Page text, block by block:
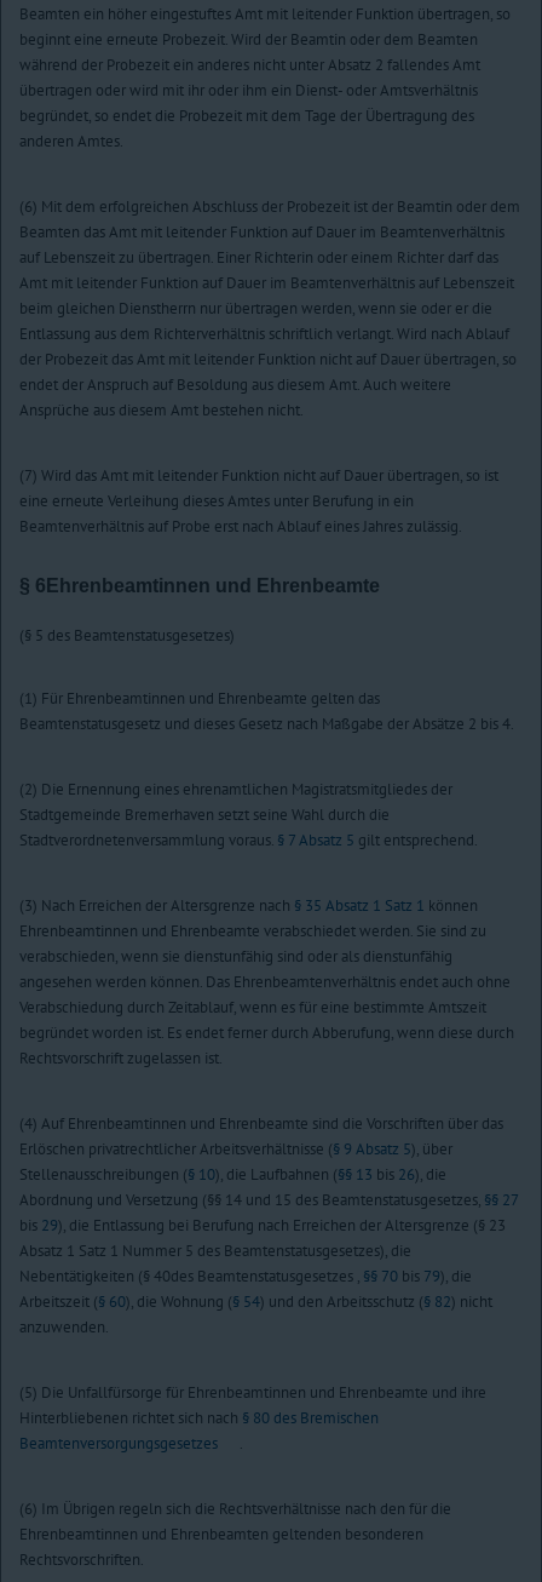
Beamten ein höher eingestuftes Amt mit leitender Funktion übertragen, so
beginnt eine erneute Probezeit. Wird der Beamtin oder dem Beamten
während der Probezeit ein anderes nicht unter Absatz 2 fallendes Amt
übertragen oder wird mit ihr oder ihm ein Dienst- oder Amtsverhältnis
begründet, so endet die Probezeit mit dem Tage der Übertragung des
anderen Amtes.
(6) Mit dem erfolgreichen Abschluss der Probezeit ist der Beamtin oder dem
Beamten das Amt mit leitender Funktion auf Dauer im Beamtenverhältnis
auf Lebenszeit zu übertragen. Einer Richterin oder einem Richter darf das
Amt mit leitender Funktion auf Dauer im Beamtenverhältnis auf Lebenszeit
beim gleichen Dienstherrn nur übertragen werden, wenn sie oder er die
Entlassung aus dem Richterverhältnis schriftlich verlangt. Wird nach Ablauf
der Probezeit das Amt mit leitender Funktion nicht auf Dauer übertragen, so
endet der Anspruch auf Besoldung aus diesem Amt. Auch weitere
Ansprüche aus diesem Amt bestehen nicht.
(7) Wird das Amt mit leitender Funktion nicht auf Dauer übertragen, so ist
eine erneute Verleihung dieses Amtes unter Berufung in ein
Beamtenverhältnis auf Probe erst nach Ablauf eines Jahres zulässig.
§ 6 Ehrenbeamtinnen und Ehrenbeamte
(§ 5 des Beamtenstatusgesetzes)
(1) Für Ehrenbeamtinnen und Ehrenbeamte gelten das
Beamtenstatusgesetz und dieses Gesetz nach Maßgabe der Absätze 2 bis 4.
(2) Die Ernennung eines ehrenamtlichen Magistratsmitgliedes der
Stadtgemeinde Bremerhaven setzt seine Wahl durch die
Stadtverordnetenversammlung voraus. § 7 Absatz 5 gilt entsprechend.
(3) Nach Erreichen der Altersgrenze nach § 35 Absatz 1 Satz 1 können
Ehrenbeamtinnen und Ehrenbeamte verabschiedet werden. Sie sind zu
verabschieden, wenn sie dienstunfähig sind oder als dienstunfähig
angesehen werden können. Das Ehrenbeamtenverhältnis endet auch ohne
Verabschiedung durch Zeitablauf, wenn es für eine bestimmte Amtszeit
begründet worden ist. Es endet ferner durch Abberufung, wenn diese durch
Rechtsvorschrift zugelassen ist.
(4) Auf Ehrenbeamtinnen und Ehrenbeamte sind die Vorschriften über das
Erlöschen privatrechtlicher Arbeitsverhältnisse (§ 9 Absatz 5), über
Stellenausschreibungen (§ 10), die Laufbahnen (§§ 13 bis 26), die
Abordnung und Versetzung (§§ 14 und 15 des Beamtenstatusgesetzes, §§ 27
bis 29), die Entlassung bei Berufung nach Erreichen der Altersgrenze (§ 23
Absatz 1 Satz 1 Nummer 5 des Beamtenstatusgesetzes), die
Nebentätigkeiten (§ 40des Beamtenstatusgesetzes , §§ 70 bis 79), die
Arbeitszeit (§ 60), die Wohnung (§ 54) und den Arbeitsschutz (§ 82) nicht
anzuwenden.
(5) Die Unfallfürsorge für Ehrenbeamtinnen und Ehrenbeamte und ihre
Hinterbliebenen richtet sich nach § 80 des Bremischen
Beamtenversorgungsgesetzes
.
(6) Im Übrigen regeln sich die Rechtsverhältnisse nach den für die
Ehrenbeamtinnen und Ehrenbeamten geltenden besonderen
Rechtsvorschriften.